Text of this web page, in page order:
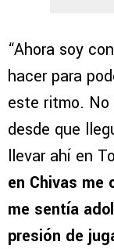
“Ahora soy
hacer para
este ritmo. No
desde que
llevar ahí en
en Chivas me
me sentía
presión de